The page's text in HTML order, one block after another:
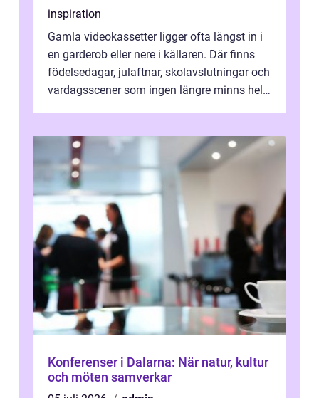
inspiration
Gamla videokassetter ligger ofta längst in i
en garderob eller nere i källaren. Där finns
födelsedagar, julaftnar, skolavslutningar och
vardagsscener som ingen längre minns helt.
Konferenser i Dalarna: När natur, kultur
och möten samverkar